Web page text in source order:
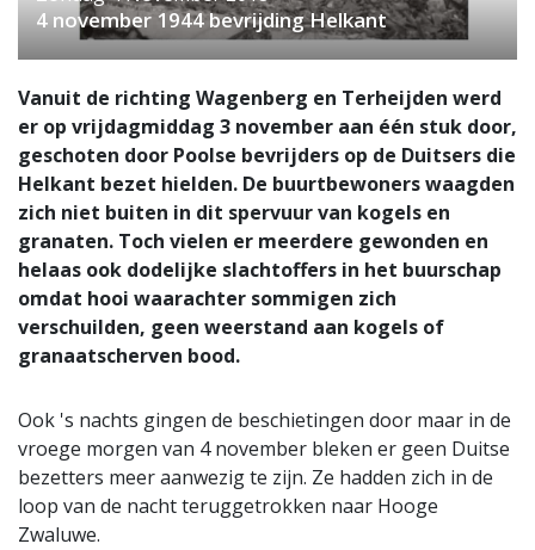
4 november 1944 bevrijding Helkant
Vanuit de richting Wagenberg en Terheijden werd
er op vrijdagmiddag 3 november aan één stuk door,
geschoten door Poolse bevrijders op de Duitsers die
Helkant bezet hielden. De buurtbewoners waagden
zich niet buiten in dit spervuur van kogels en
granaten. Toch vielen er meerdere gewonden en
helaas ook dodelijke slachtoffers in het buurschap
omdat hooi waarachter sommigen zich
verschuilden, geen weerstand aan kogels of
granaatscherven bood.
Ook 's nachts gingen de beschietingen door maar in de
vroege morgen van 4 november bleken er geen Duitse
bezetters meer aanwezig te zijn. Ze hadden zich in de
loop van de nacht teruggetrokken naar Hooge
Zwaluwe.